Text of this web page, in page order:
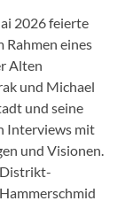
2026 feierte
eines
Alten
und Michael
und seine
Interviews mit
und Visionen.